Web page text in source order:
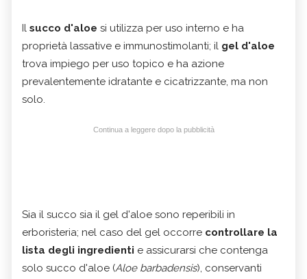
Il succo d'aloe si utilizza per uso interno e ha
proprietà lassative e immunostimolanti; il gel d'aloe
trova impiego per uso topico e ha azione
prevalentemente idratante e cicatrizzante, ma non
solo.
Continua a leggere dopo la pubblicità
Sia il succo sia il gel d'aloe sono reperibili in
erboristeria; nel caso del gel occorre controllare la
lista degli ingredienti e assicurarsi che contenga
solo succo d'aloe (Aloe barbadensis), conservanti